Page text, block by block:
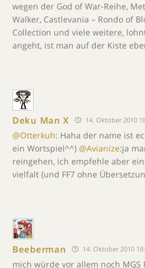
wegen der God of War-Reihe,
Walker, Castlevania – Rondo of
Collection und viele weitere,
angeht, ist man auf der Kiste
Deku Man X 14. Oktober 2010
@Otterkuh: Haha der name ist
ein Wortspiel^^) @Avianize:ja
reingehen, ich empfehle aber
vielfalt (und FF7 ohne
Beeberman 14. Oktober 2010
mich würde vor allem noch MGS